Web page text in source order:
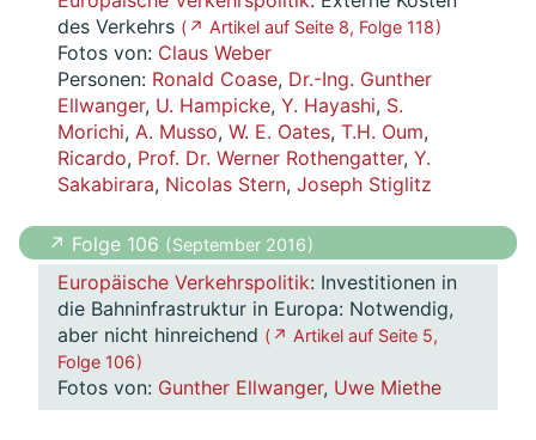
des Verkehrs ( ↗ Artikel auf Seite 8, Folge 118 )
Fotos von: Claus Weber
Personen: Ronald Coase, Dr.-Ing. Gunther
Ellwanger, U. Hampicke, Y. Hayashi, S.
Morichi, A. Musso, W. E. Oates, T.H. Oum,
Ricardo, Prof. Dr. Werner Rothengatter, Y.
Sakabirara, Nicolas Stern, Joseph Stiglitz
↗ Folge 106 ( September 2016 )
Europäische Verkehrspolitik: Investitionen in
die Bahninfrastruktur in Europa: Notwendig,
aber nicht hinreichend ( ↗ Artikel auf Seite 5,
Folge 106 )
Fotos von: Gunther Ellwanger, Uwe Miethe